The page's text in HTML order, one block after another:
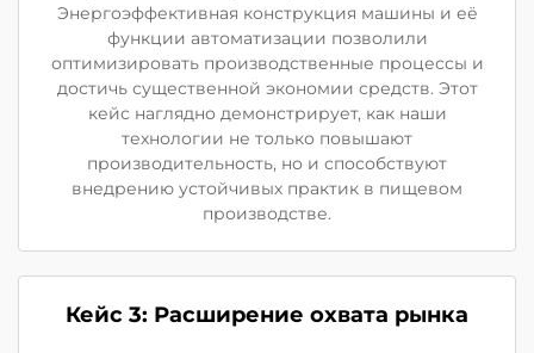
Энергоэффективная конструкция машины и её
функции автоматизации позволили
оптимизировать производственные процессы и
достичь существенной экономии средств. Этот
кейс наглядно демонстрирует, как наши
технологии не только повышают
производительность, но и способствуют
внедрению устойчивых практик в пищевом
производстве.
Кейс 3: Расширение охвата рынка